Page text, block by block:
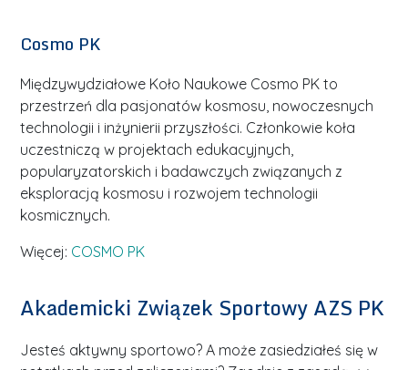
Cosmo PK
Międzywydziałowe Koło Naukowe Cosmo PK to
przestrzeń dla pasjonatów kosmosu, nowoczesnych
technologii i inżynierii przyszłości. Członkowie koła
uczestniczą w projektach edukacyjnych,
popularyzatorskich i badawczych związanych z
eksploracją kosmosu i rozwojem technologii
kosmicznych.
Więcej: COSMO PK
Akademicki Związek Sportowy AZS PK
Jesteś aktywny sportowo? A może zasiedziałeś się w